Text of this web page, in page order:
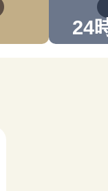
滅菌
24